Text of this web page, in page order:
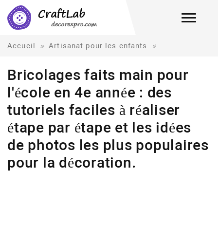
Accueil Artisanat pour les enfants
Bricolages faits main pour
l'école en 4e année : des
tutoriels faciles à réaliser
étape par étape et les idées
de photos les plus populaires
pour la décoration.